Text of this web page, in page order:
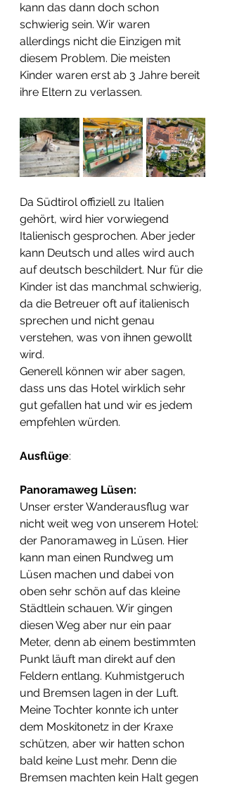
kann das dann doch schon
schwierig sein. Wir waren
allerdings nicht die Einzigen mit
diesem Problem. Die meisten
Kinder waren erst ab 3 Jahre bereit
ihre Eltern zu verlassen.
Da Südtirol offiziell zu Italien
gehört, wird hier vorwiegend
Italienisch gesprochen. Aber jeder
kann Deutsch und alles wird auch
auf deutsch beschildert. Nur für die
Kinder ist das manchmal schwierig,
da die Betreuer oft auf italienisch
sprechen und nicht genau
verstehen, was von ihnen gewollt
wird.
Generell können wir aber sagen,
dass uns das Hotel wirklich sehr
gut gefallen hat und wir es jedem
empfehlen würden.
Ausflüge:
Panoramaweg Lüsen:
Unser erster Wanderausflug war
nicht weit weg von unserem Hotel:
der Panoramaweg in Lüsen. Hier
kann man einen Rundweg um
Lüsen machen und dabei von
oben sehr schön auf das kleine
Städtlein schauen. Wir gingen
diesen Weg aber nur ein paar
Meter, denn ab einem bestimmten
Punkt läuft man direkt auf den
Feldern entlang. Kuhmistgeruch
und Bremsen lagen in der Luft.
Meine Tochter konnte ich unter
dem Moskitonetz in der Kraxe
schützen, aber wir hatten schon
bald keine Lust mehr. Denn die
Bremsen machten kein Halt gegen